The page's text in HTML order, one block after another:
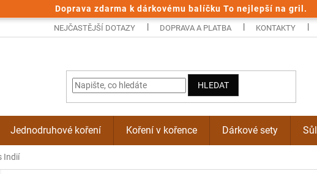
Doprava zdarma k dárkovému balíčku To nejlepší na gril.
NEJČASTĚJŠÍ DOTAZY DOPRAVA A PLATBA KONTAKTY
HLEDAT
Jednodruhové koření Koření v kořence Dárkové sety Sůl
Indií